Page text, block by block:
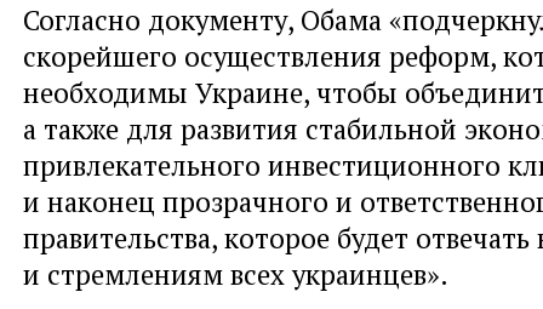
Согласно документу, Обама
скорейшего осуществления реформ,
необходимы Украине, чтобы
а также для развития стабильной
привлекательного инвестиционного
и наконец прозрачного и
правительства, которое будет
и стремлениям всех украинцев».